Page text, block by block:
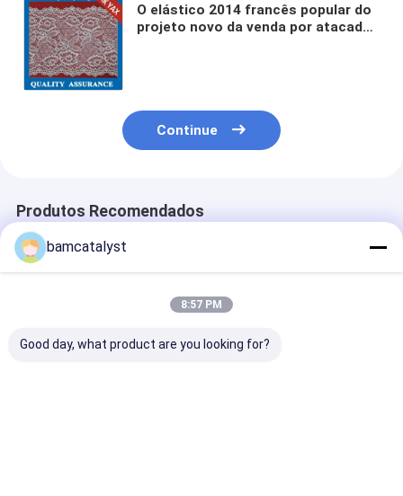
O elástico 2014 francês popular do
projeto novo da venda por atacado
Continue
Produtos Recomendados
bamcatalyst
8:57 PM
Good day, what product are you looking for?